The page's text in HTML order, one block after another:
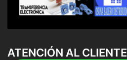
ATENCIÓN AL CLIENTE